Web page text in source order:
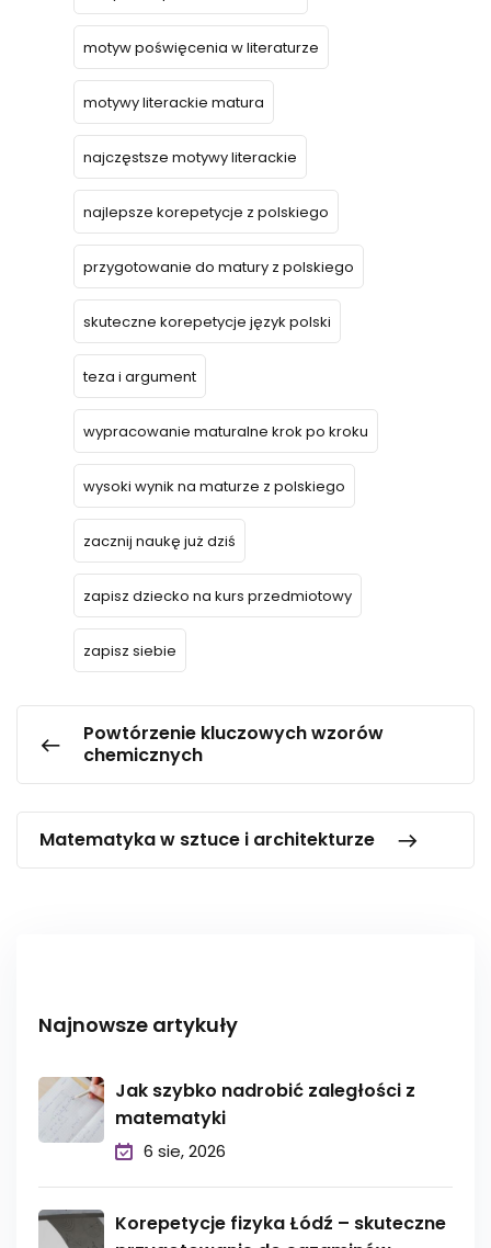
motyw poświęcenia w literaturze
motywy literackie matura
najczęstsze motywy literackie
najlepsze korepetycje z polskiego
przygotowanie do matury z polskiego
skuteczne korepetycje język polski
teza i argument
wypracowanie maturalne krok po kroku
wysoki wynik na maturze z polskiego
zacznij naukę już dziś
zapisz dziecko na kurs przedmiotowy
zapisz siebie
Powtórzenie kluczowych wzorów
chemicznych
Matematyka w sztuce i architekturze
Najnowsze artykuły
Jak szybko nadrobić zaległości z
matematyki
6 sie, 2026
Korepetycje fizyka Łódź – skuteczne